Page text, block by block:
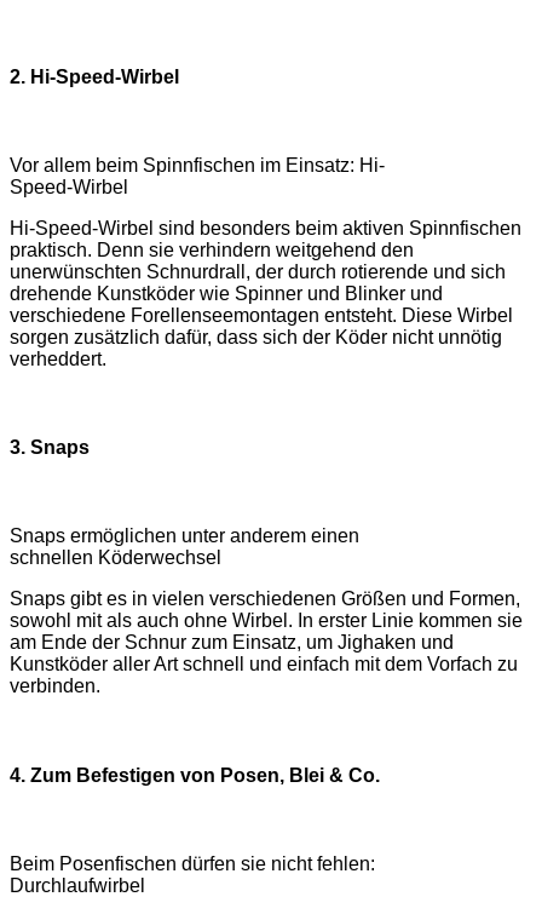
2. Hi-Speed-Wirbel
Vor allem beim Spinnfischen im Einsatz: Hi-
Speed-Wirbel
Hi-Speed-Wirbel sind besonders beim aktiven Spinnfischen
praktisch. Denn sie verhindern weitgehend den
unerwünschten Schnurdrall, der durch rotierende und sich
drehende Kunstköder wie Spinner und Blinker und
verschiedene Forellenseemontagen entsteht. Diese Wirbel
sorgen zusätzlich dafür, dass sich der Köder nicht unnötig
verheddert.
3. Snaps
Snaps ermöglichen unter anderem einen
schnellen Köderwechsel
Snaps gibt es in vielen verschiedenen Größen und Formen,
sowohl mit als auch ohne Wirbel. In erster Linie kommen sie
am Ende der Schnur zum Einsatz, um Jighaken und
Kunstköder aller Art schnell und einfach mit dem Vorfach zu
verbinden.
4. Zum Befestigen von Posen, Blei & Co.
Beim Posenfischen dürfen sie nicht fehlen:
Durchlaufwirbel